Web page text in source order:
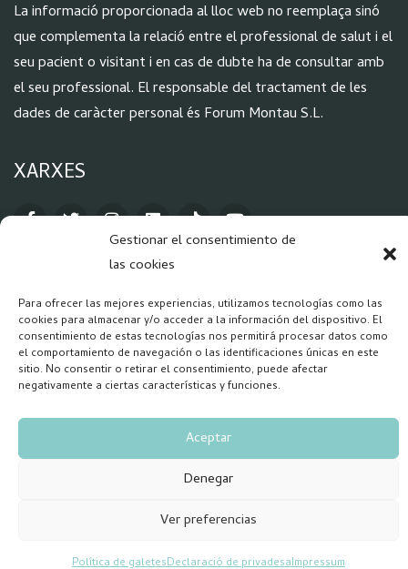
Gestionar el consentimiento de
las cookies
Para ofrecer las mejores experiencias, utilizamos tecnologías como las
cookies para almacenar y/o acceder a la información del dispositivo. El
consentimiento de estas tecnologías nos permitirá procesar datos como
el comportamiento de navegación o las identificaciones únicas en este
sitio. No consentir o retirar el consentimiento, puede afectar
negativamente a ciertas características y funciones.
Aceptar
Denegar
Ver preferencias
Política de galetesDeclaració de privadesaImpressum
La informació proporcionada al lloc web no reemplaça sinó
que complementa la relació entre el professional de salut i el
seu pacient o visitant i en cas de dubte ha de consultar amb
el seu professional. El responsable del tractament de les
dades de caràcter personal és Forum Montau S.L.
XARXES
Copyright 2026 – Forum Salud Mental